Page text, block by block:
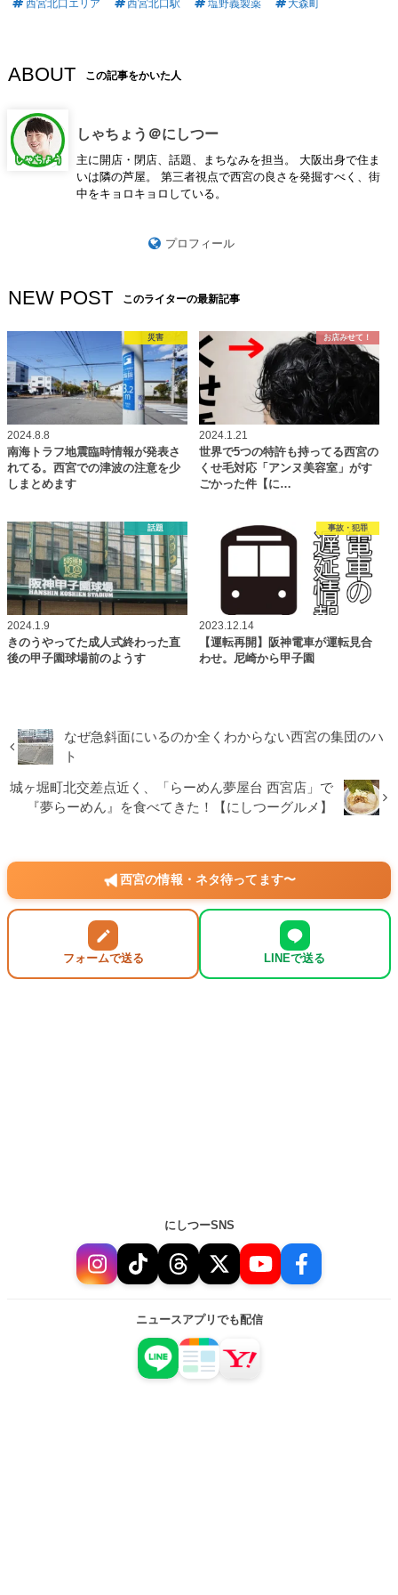
西宮北口エリア 西宮北口駅 塩野義製薬 大森町
ABOUT この記事をかいた人
しゃちょう＠にしつー
主に開店・閉店、話題、まちなみを担当。 大阪出身で住ま
いは隣の芦屋。 第三者視点で西宮の良さを発掘すべく、街
中をキョロキョロしている。
プロフィール
NEW POST このライターの最新記事
災害
2024.8.8
南海トラフ地震臨時情報が発表さ
れてる。西宮での津波の注意を少
しまとめます
お店みせて！
2024.1.21
世界で5つの特許も持ってる西宮の
くせ毛対応「アンヌ美容室」がす
ごかった件【に…
話題
2024.1.9
きのうやってた成人式終わった直
後の甲子園球場前のようす
事故・犯罪
2023.12.14
【運転再開】阪神電車が運転見合
わせ。尼崎から甲子園
なぜ急斜面にいるのか全くわからない西宮の集団のハ
ト
城ヶ堀町北交差点近く、「らーめん夢屋台 西宮店」で
『夢らーめん』を食べてきた！【にしつーグルメ】
西宮の情報・ネタ待ってます〜
フォームで送る LINEで送る
にしつーSNS
ニュースアプリでも配信